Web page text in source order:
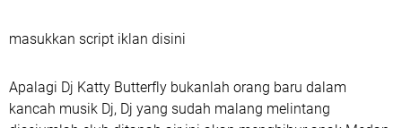
masukkan script iklan disini
Apalagi Dj Katty Butterfly bukanlah orang baru dalam
kancah musik Dj, Dj yang sudah malang melintang